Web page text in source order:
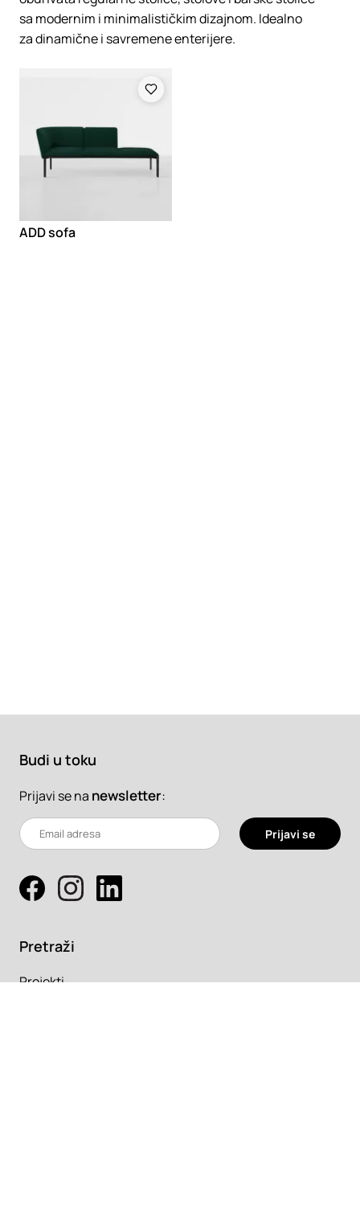
sa modernim i minimalističkim dizajnom. Idealno
za dinamične i savremene enterijere.
ADD sofa
Budi u toku
Prijavi se na newsletter:
Prijavi se
Pretraži
Projekti